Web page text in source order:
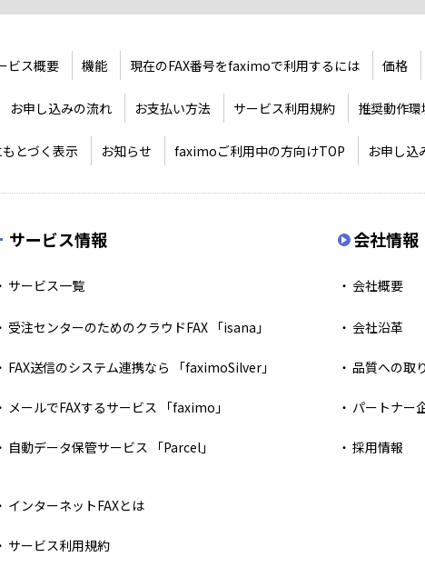
ビス概要 機能 現在のFAX番号をfaximoで利用するには 価格
お申し込みの流れ お支払い方法 サービス利用規約 推奨動作環
とづく表示 お知らせ faximoご利用中の方向けTOP お申し込
サービス情報
サービス一覧
受注センターのためのクラウドFAX 「isana」
FAX送信のシステム連携なら 「faximoSilver」
メールでFAXするサービス 「faximo」
自動データ保管サービス 「Parcel」
インターネットFAXとは
サービス利用規約
会社情報
会社概要
会社沿革
品質への取
パートナー
採用情報